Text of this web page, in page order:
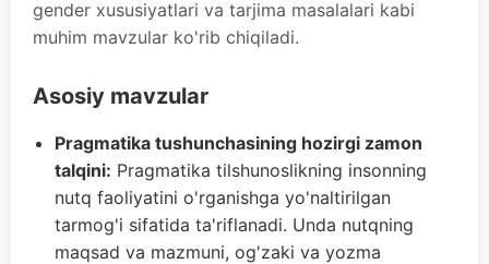
gender xususiyatlari va tarjima masalalari kabi
muhim mavzular ko'rib chiqiladi.
Asosiy mavzular
Pragmatika tushunchasining hozirgi zamon
talqini: Pragmatika tilshunoslikning insonning
nutq faoliyatini o'rganishga yo'naltirilgan
tarmog'i sifatida ta'riflanadi. Unda nutqning
maqsad va mazmuni, og'zaki va yozma